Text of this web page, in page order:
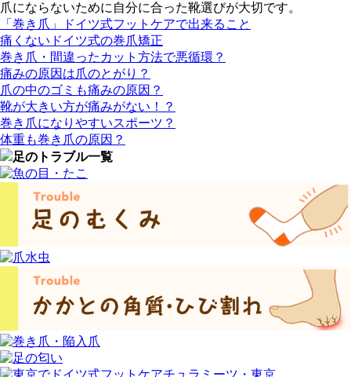
爪にならないために自分に合った靴選びが大切です。
「巻き爪」ドイツ式フットケアで出来ること
痛くないドイツ式の巻爪矯正
巻き爪・間違ったカット方法で悪循環？
痛みの原因は爪のとがり？
爪の中のゴミも痛みの原因？
靴が大きい方が痛みがない！？
巻き爪になりやすいスポーツ？
体重も巻き爪の原因？
足のトラブル一覧